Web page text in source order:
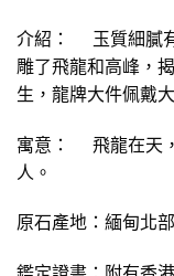
介紹： 玉質細膩
雕了飛龍和高峰，
生，龍牌大件佩戴
寓意： 飛龍在天
人。
原石產地：緬甸北